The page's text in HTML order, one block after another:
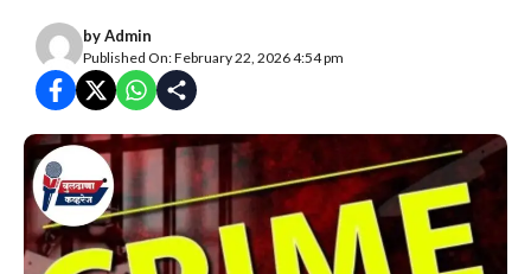
byAdmin
Published On: February 22, 2026 4:54 pm